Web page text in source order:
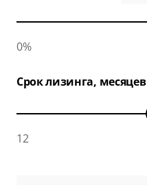
0%
Срок лизинга, месяцев
12